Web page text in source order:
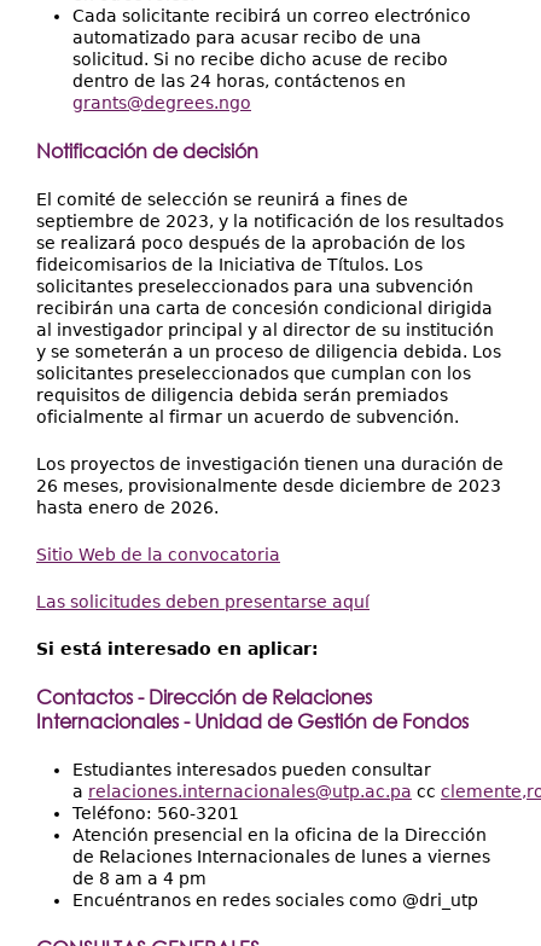
Cada solicitante recibirá un correo electrónico
automatizado para acusar recibo de una
solicitud. Si no recibe dicho acuse de recibo
dentro de las 24 horas, contáctenos en
grants@degrees.ngo
Notificación de decisión
El comité de selección se reunirá a fines de
septiembre de 2023, y la notificación de los resultados
se realizará poco después de la aprobación de los
fideicomisarios de la Iniciativa de Títulos. Los
solicitantes preseleccionados para una subvención
recibirán una carta de concesión condicional dirigida
al investigador principal y al director de su institución
y se someterán a un proceso de diligencia debida. Los
solicitantes preseleccionados que cumplan con los
requisitos de diligencia debida serán premiados
oficialmente al firmar un acuerdo de subvención.
Los proyectos de investigación tienen una duración de
26 meses, provisionalmente desde diciembre de 2023
hasta enero de 2026.
Sitio Web de la convocatoria
Las solicitudes deben presentarse aquí
Si está interesado en aplicar:
Contactos - Dirección de Relaciones
Internacionales - Unidad de Gestión de Fondos
Estudiantes interesados pueden consultar
a relaciones.internacionales@utp.ac.pa cc clemente,
Teléfono: 560-3201
Atención presencial en la oficina de la Dirección
de Relaciones Internacionales de lunes a viernes
de 8 am a 4 pm
Encuéntranos en redes sociales como @dri_utp